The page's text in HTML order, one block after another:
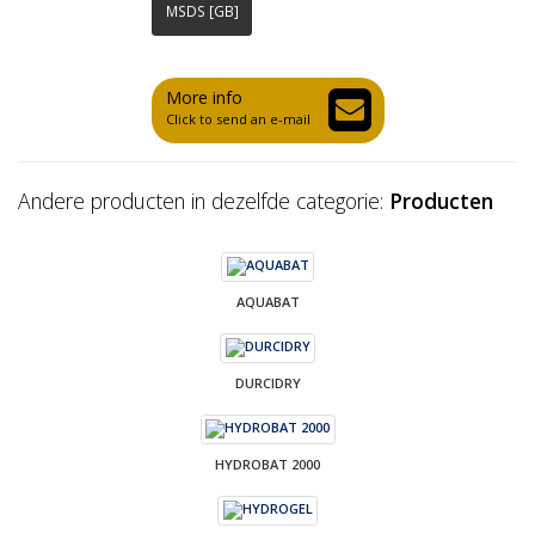
MSDS [GB]
More info
Click to send an e-mail
Andere producten in dezelfde categorie: Producten
AQUABAT
DURCIDRY
HYDROBAT 2000